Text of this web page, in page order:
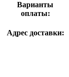
Варианты
оплаты:
Адрес доставки: